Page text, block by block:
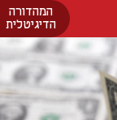
המהדורה
הדיגיטלית